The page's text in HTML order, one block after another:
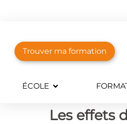
Trouver ma formation
ÉCOLE
Les effets